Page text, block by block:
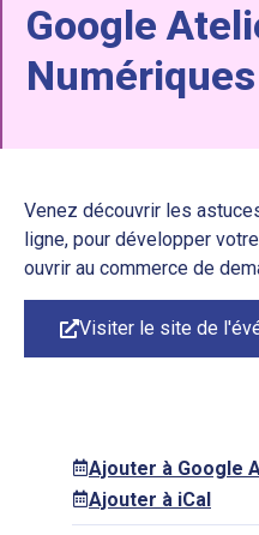
Google
Numériques
Venez découvrir les
ligne, pour développer
ouvrir au commerce de
Visiter le site de
Ajouter à Google
Ajouter à iCal